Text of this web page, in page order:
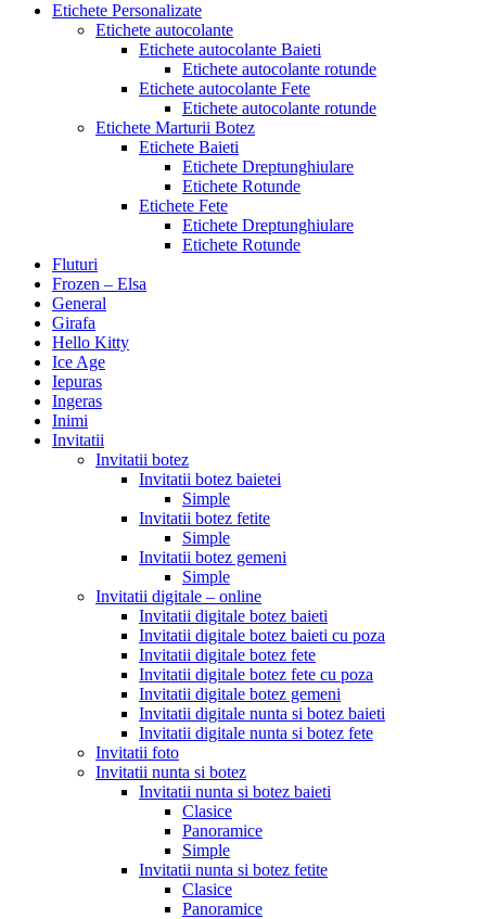
Etichete Personalizate
Etichete autocolante
Etichete autocolante Baieti
Etichete autocolante rotunde
Etichete autocolante Fete
Etichete autocolante rotunde
Etichete Marturii Botez
Etichete Baieti
Etichete Dreptunghiulare
Etichete Rotunde
Etichete Fete
Etichete Dreptunghiulare
Etichete Rotunde
Fluturi
Frozen – Elsa
General
Girafa
Hello Kitty
Ice Age
Iepuras
Ingeras
Inimi
Invitatii
Invitatii botez
Invitatii botez baietei
Simple
Invitatii botez fetite
Simple
Invitatii botez gemeni
Simple
Invitatii digitale – online
Invitatii digitale botez baieti
Invitatii digitale botez baieti cu poza
Invitatii digitale botez fete
Invitatii digitale botez fete cu poza
Invitatii digitale botez gemeni
Invitatii digitale nunta si botez baieti
Invitatii digitale nunta si botez fete
Invitatii foto
Invitatii nunta si botez
Invitatii nunta si botez baieti
Clasice
Panoramice
Simple
Invitatii nunta si botez fetite
Clasice
Panoramice